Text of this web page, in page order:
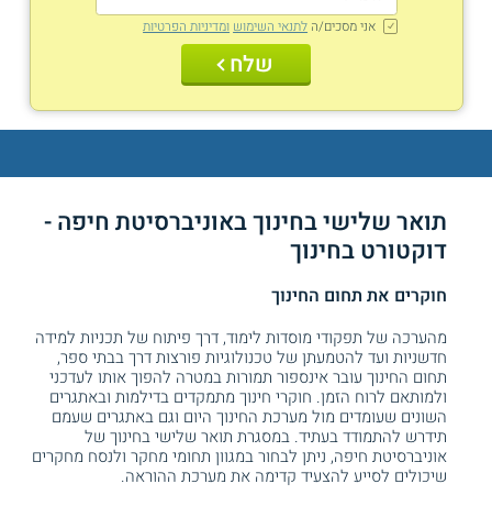
אני מסכים/ה לתנאי השימוש ומדיניות הפרטיות
שלח
תואר שלישי בחינוך באוניברסיטת חיפה -
דוקטורט בחינוך
חוקרים את תחום החינוך
מהערכה של תפקודי מוסדות לימוד, דרך פיתוח של תכניות למידה
חדשניות ועד להטמעתן של טכנולוגיות פורצות דרך בבתי ספר,
תחום החינוך עובר אינספור תמורות במטרה להפוך אותו לעדכני
ולמותאם לרוח הזמן. חוקרי חינוך מתמקדים בדילמות ובאתגרים
השונים שעומדים מול מערכת החינוך היום וגם באתגרים שעמם
תידרש להתמודד בעתיד. במסגרת תואר שלישי בחינוך של
אוניברסיטת חיפה, ניתן לבחור במגוון תחומי מחקר ולנסח מחקרים
שיכולים לסייע להצעיד קדימה את מערכת ההוראה.